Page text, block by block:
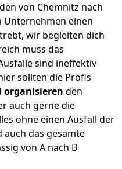
von Chemnitz nach
einen
wir begleiten dich
muss das
sind ineffektiv
sollten die Profis
organisieren den
auch gerne die
ohne einen Ausfall der
das gesamte
von A nach B